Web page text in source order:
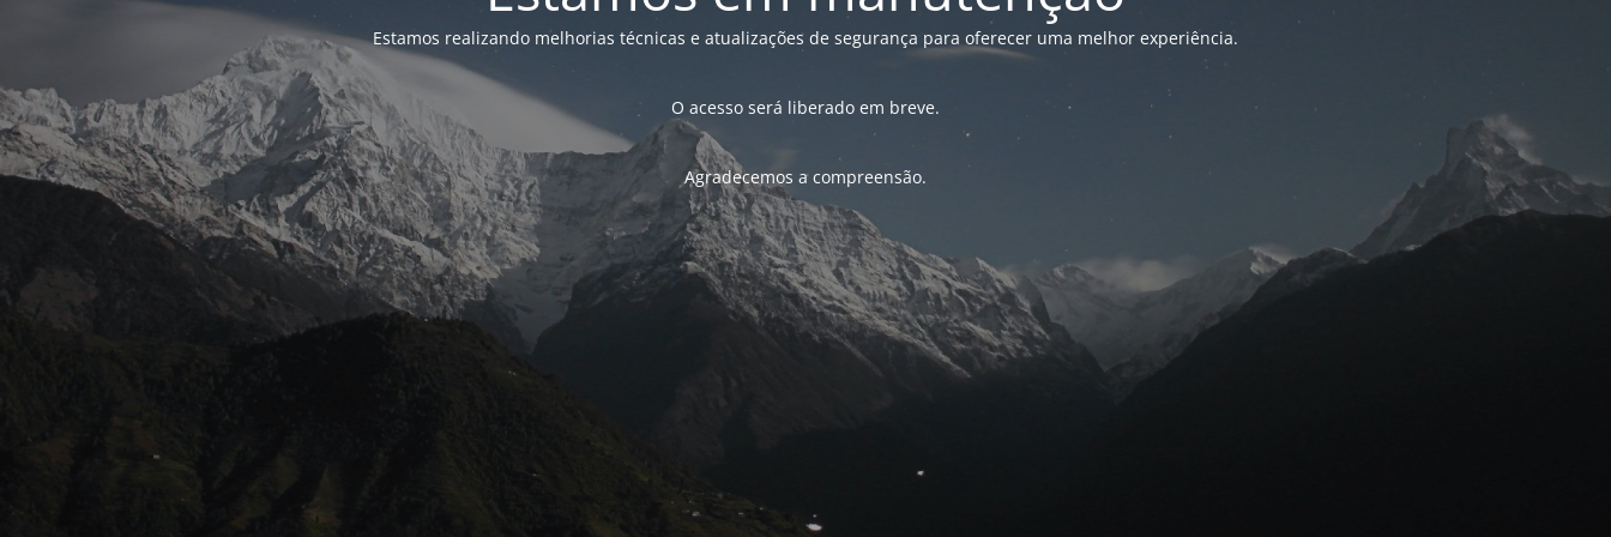
Estamos realizando melhorias técnicas e atualizações de segurança para oferecer uma melhor experiência.
O acesso será liberado em breve.
Agradecemos a compreensão.